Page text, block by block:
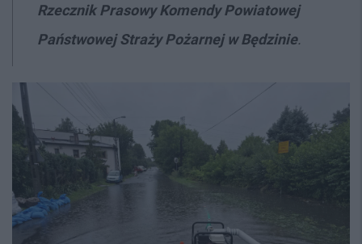
Rzecznik Prasowy Komendy Powiatowej
Państwowej Straży Pożarnej w Będzinie.